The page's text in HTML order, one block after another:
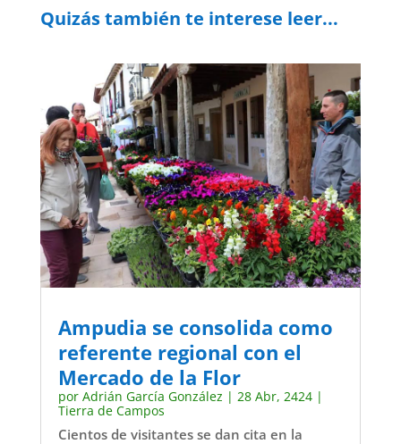
Quizás también te interese leer...
Ampudia se consolida como
referente regional con el
Mercado de la Flor
por Adrián García González | 28 Abr, 2424|
Tierra de Campos
Cientos de visitantes se dan cita en la